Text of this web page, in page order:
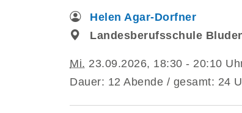
Helen Agar-Dorfner
Landesberufsschule
Mi. 23.09.2026, 18:30 - 20:10
Dauer: 12 Abende / gesamt: 24